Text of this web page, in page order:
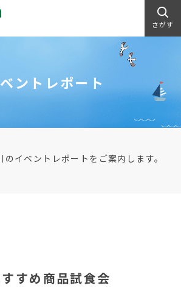
さがす
ントレポート
イベントレポートをご案内します。
すめ商品試食会